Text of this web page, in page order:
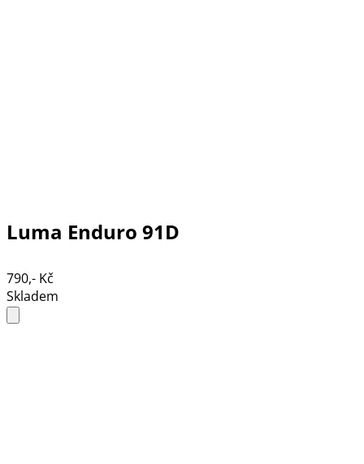
Luma Enduro 91D
790,- Kč
Skladem